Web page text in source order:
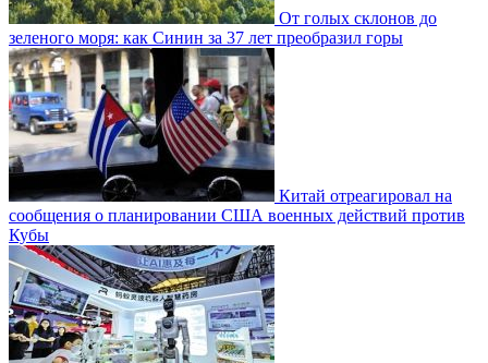
От голых склонов до
зеленого моря: как Синин за 37 лет преобразил горы
Китай отреагировал на
сообщения о планировании США военных действий против
Кубы